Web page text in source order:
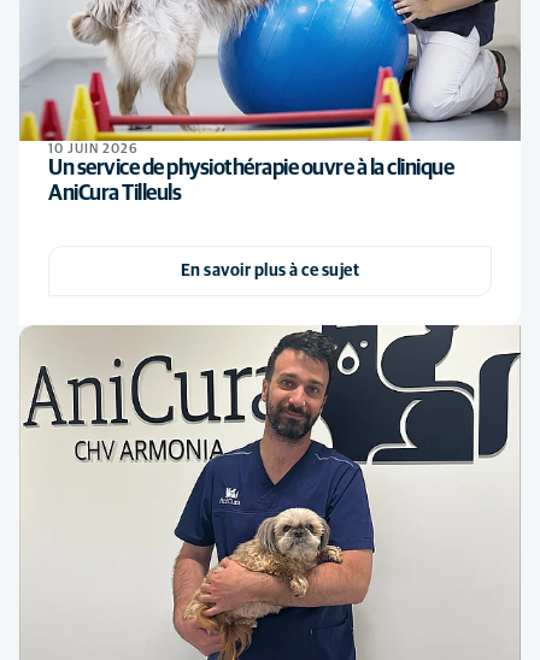
10 JUIN 2026
Un service de physiothérapie ouvre à la clinique
AniCura Tilleuls
En savoir plus à ce sujet